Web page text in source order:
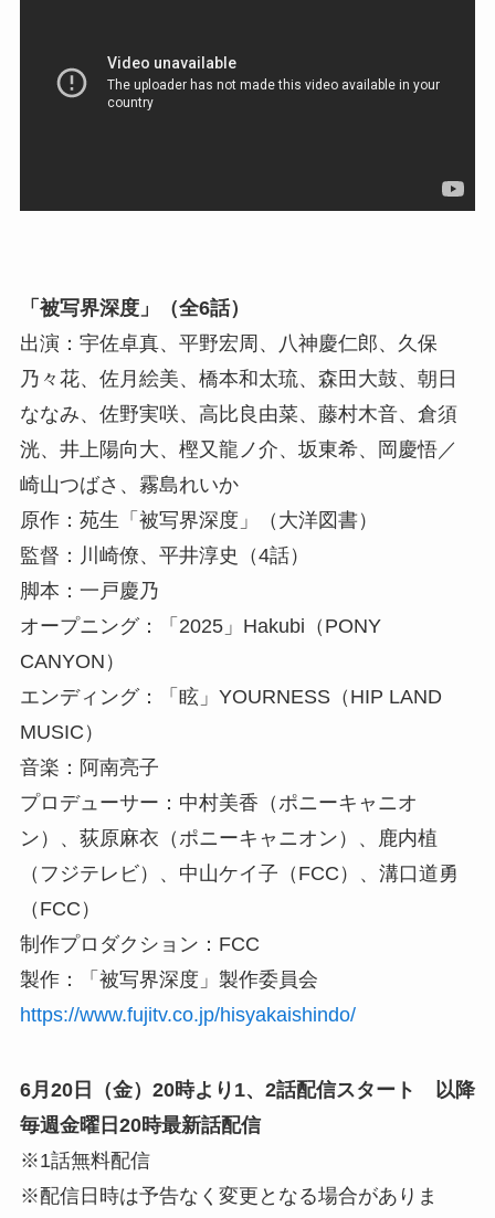
「被写界深度」（全6話）
出演：宇佐卓真、平野宏周、八神慶仁郎、久保
乃々花、佐月絵美、橋本和太琉、森田大鼓、朝日
ななみ、佐野実咲、高比良由菜、藤村木音、倉須
洸、井上陽向大、樫又龍ノ介、坂東希、岡慶悟／
崎山つばさ、霧島れいか
原作：苑生「被写界深度」（大洋図書）
監督：川崎僚、平井淳史（4話）
脚本：一戸慶乃
オープニング：「2025」Hakubi（PONY
CANYON）
エンディング：「眩」YOURNESS（HIP LAND
MUSIC）
音楽：阿南亮子
プロデューサー：中村美香（ポニーキャニオ
ン）、荻原麻衣（ポニーキャニオン）、鹿内植
（フジテレビ）、中山ケイ子（FCC）、溝口道勇
（FCC）
制作プロダクション：FCC
製作：「被写界深度」製作委員会
https://www.fujitv.co.jp/hisyakaishindo/
6月20日（金）20時より1、2話配信スタート 以降
毎週金曜日20時最新話配信
※1話無料配信
※配信日時は予告なく変更となる場合がありま